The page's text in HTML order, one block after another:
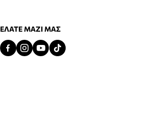
ΕΛΆΤΕ ΜΑΖΊ ΜΑΣ